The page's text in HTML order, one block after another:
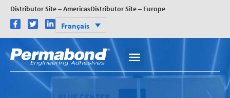
Distributor Site – AmericasDistributor Site – Europe
Français